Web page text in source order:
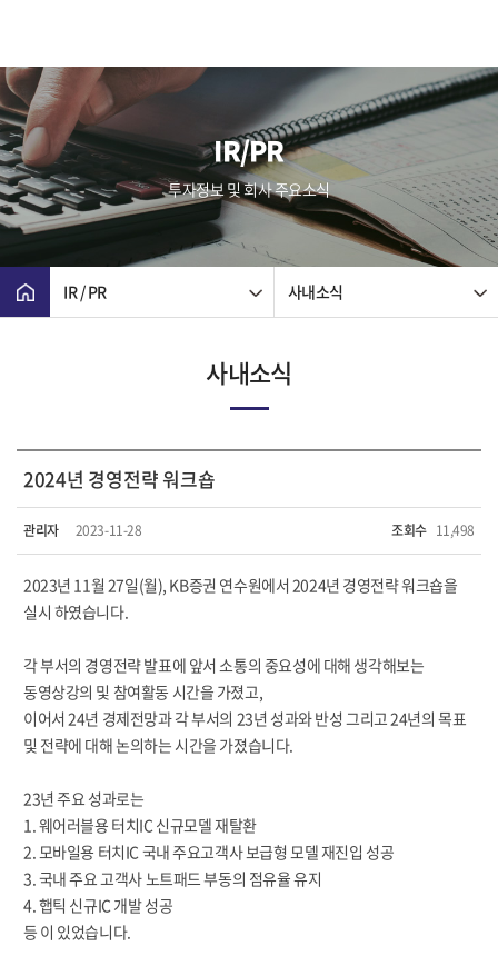
IR/PR
투자정보 및 회사 주요소식
IR / PR 사내소식
사내소식
2024년 경영전략 워크숍
관리자 2023-11-28 조회수 11,498
2023년 11월 27일(월), KB증권 연수원에서 2024년 경영전략 워크숍을
실시 하였습니다.
각 부서의 경영전략 발표에 앞서 소통의 중요성에 대해 생각해보는
동영상강의 및 참여활동 시간을 가졌고,
이어서 24년 경제전망과 각 부서의 23년 성과와 반성 그리고 24년의 목표
및 전략에 대해 논의하는 시간을 가졌습니다.
23년 주요 성과로는
1. 웨어러블용 터치IC 신규모델 재탈환
2. 모바일용 터치IC 국내 주요고객사 보급형 모델 재진입 성공
3. 국내 주요 고객사 노트패드 부동의 점유율 유지
4. 햅틱 신규IC 개발 성공
등 이 있었습니다.